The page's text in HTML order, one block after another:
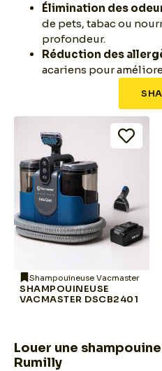
Élimination des
de pets, tabac ou
profondeur.
Réduction des
acariens pour
Shampouineuse Vacmaster
SHAMPOUINEUSE
VACMASTER DSCB2401
Louer une
Rumilly